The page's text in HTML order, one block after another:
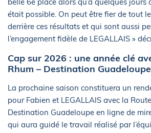
belle 6e place alors qu’à quelques jours
était possible. On peut être fier de tout
derrière ces résultats et qui sont aussi
l’engagement fidèle de LEGALLAIS »
Cap sur 2026 : une année clé
Rhum – Destination Guadeloupe
La prochaine saison constituera un
pour Fabien et LEGALLAIS avec la
Destination Guadeloupe en ligne de
qui aura guidé le travail réalisé par